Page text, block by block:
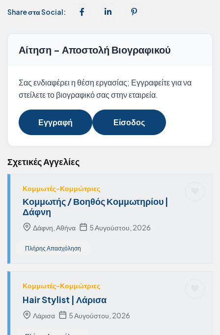
Share στα Social:
Αίτηση - Αποστολή Βιογραφικού
Σας ενδιαφέρει η θέση εργασίας; Εγγραφείτε για να
στείλετε το βιογραφικό σας στην εταιρεία.
Εγγραφή Είσοδος
Σχετικές Αγγελίες
Κομμωτές-Κομμώτριες
Κομμωτής / Βοηθός Κομμωτηρίου |
Δάφνη
Δάφνη, Αθήνα 5 Αυγούστου, 2026
Πλήρης Απασχόληση
Κομμωτές-Κομμώτριες
Hair Stylist | Λάρισα
Λάρισα 5 Αυγούστου, 2026